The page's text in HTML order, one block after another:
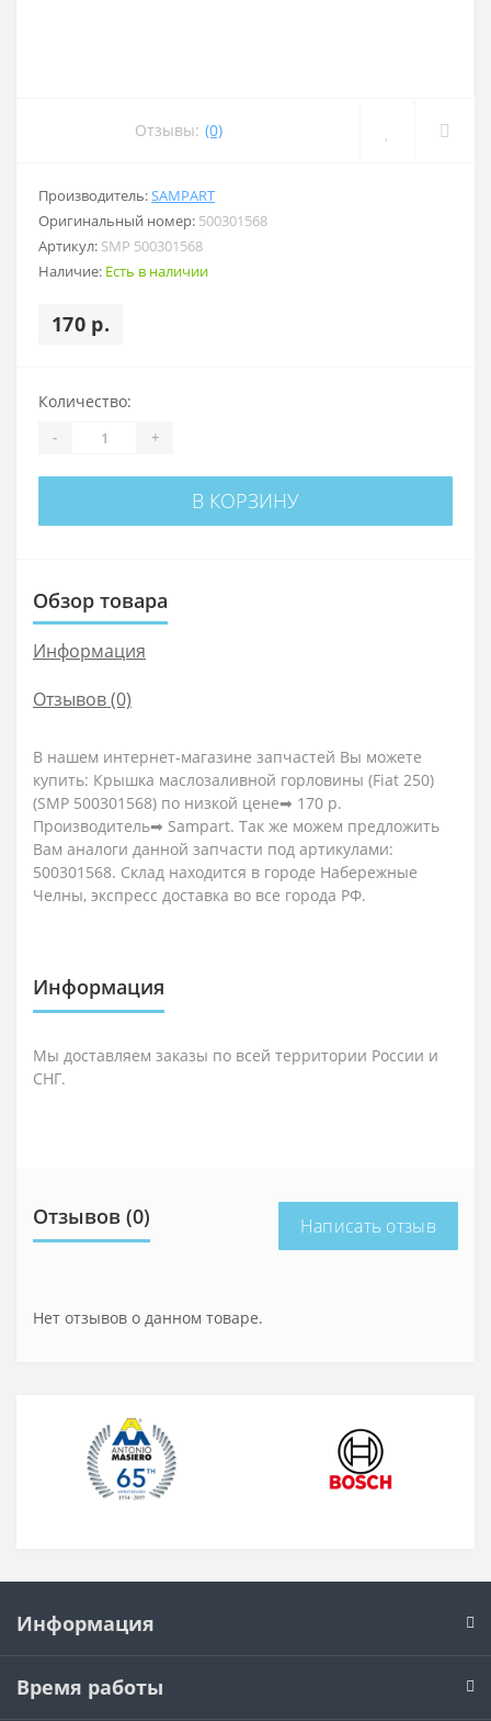
Отзывы: (0)
Производитель:SAMPART
Оригинальный номер: 500301568
Артикул: SMP 500301568
Наличие: Есть в наличии
170 р.
Количество:
- +
В КОРЗИНУ
Обзор товара
Информация
Отзывов (0)
В нашем интернет-магазине запчастей Вы можете
купить: Крышка маслозаливной горловины (Fiat 250)
(SMP 500301568) по низкой цене➡ 170 р.
Производитель➡ Sampart. Так же можем предложить
Вам аналоги данной запчасти под артикулами:
500301568. Склад находится в городе Набережные
Челны, экспресс доставка во все города РФ.
Информация
Мы доставляем заказы по всей территории России и
СНГ.
Отзывов (0) Написать отзыв
Нет отзывов о данном товаре.
Информация
Время работы